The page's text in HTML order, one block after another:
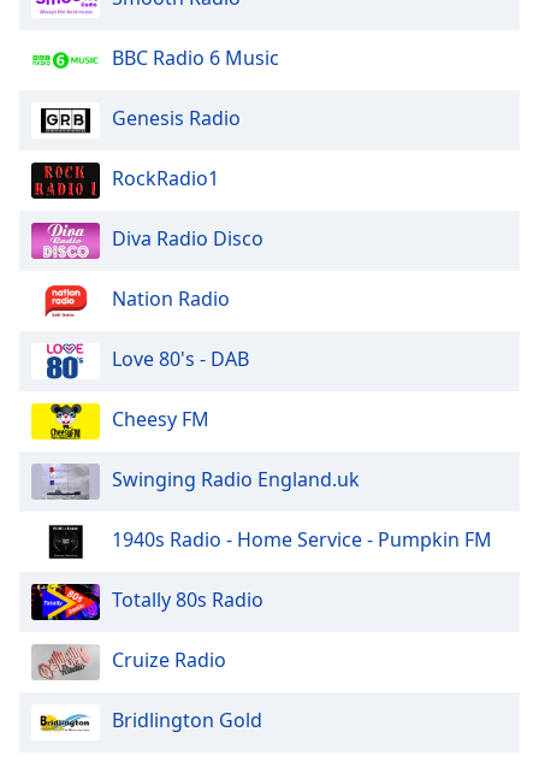
BBC Radio 6 Music
Genesis Radio
RockRadio1
Diva Radio Disco
Nation Radio
Love 80's - DAB
Cheesy FM
Swinging Radio England.uk
1940s Radio - Home Service - Pumpkin FM
Totally 80s Radio
Cruize Radio
Bridlington Gold